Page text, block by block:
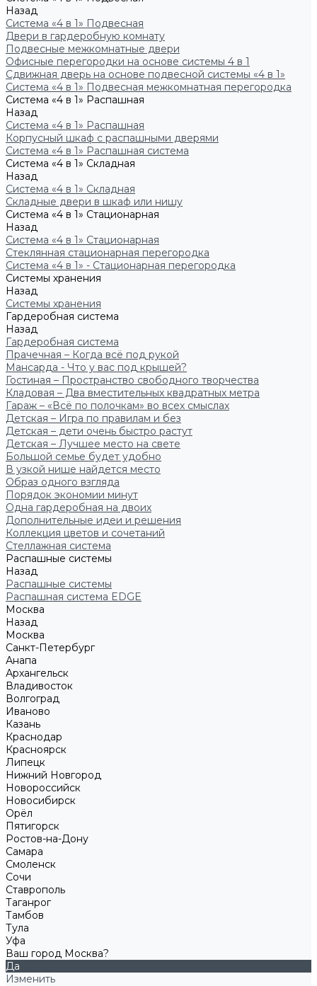
Назад
Система «4 в 1» Подвесная
Двери в гардеробную комнату
Подвесные межкомнатные двери
Офисные перегородки на основе системы 4 в 1
Сдвижная дверь на основе подвесной системы «4 в 1»
Система «4 в 1» Подвесная межкомнатная перегородка
Система «4 в 1» Распашная
Назад
Система «4 в 1» Распашная
Корпусный шкаф с распашными дверями
Система «4 в 1» Распашная система
Система «4 в 1» Складная
Назад
Система «4 в 1» Складная
Складные двери в шкаф или нишу
Система «4 в 1» Стационарная
Назад
Система «4 в 1» Стационарная
Стеклянная стационарная перегородка
Система «4 в 1» - Стационарная перегородка
Системы хранения
Назад
Системы хранения
Гардеробная система
Назад
Гардеробная система
Прачечная – Когда всё под рукой
Мансарда - Что у вас под крышей?
Гостиная – Пространство свободного творчества
Кладовая – Два вместительных квадратных метра
Гараж – «Всё по полочкам» во всех смыслах
Детская – Игра по правилам и без
Детская – дети очень быстро растут
Детская – Лучшее место на свете
Большой семье будет удобно
В узкой нише найдется место
Образ одного взгляда
Порядок экономии минут
Одна гардеробная на двоих
Дополнительные идеи и решения
Коллекция цветов и сочетаний
Стеллажная система
Распашные системы
Назад
Распашные системы
Распашная система EDGE
Москва
Назад
Москва
Санкт-Петербург
Анапа
Архангельск
Владивосток
Волгоград
Иваново
Казань
Краснодар
Красноярск
Липецк
Нижний Новгород
Новороссийск
Новосибирск
Орёл
Пятигорск
Ростов-на-Дону
Самара
Смоленск
Сочи
Ставрополь
Таганрог
Тамбов
Тула
Уфа
Ваш город Москва?
Да
Изменить